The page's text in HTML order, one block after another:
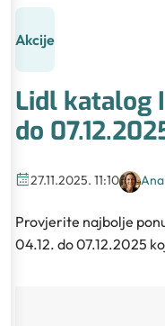
Akcije
Lidl katalog
do
27.11.2025. 11:10
Provjerite najbolje
04.12. do 07.12.2025